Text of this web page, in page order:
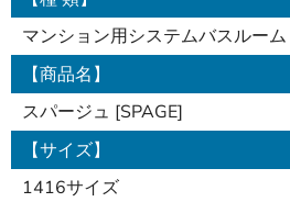
マンション用システムバスルーム
【商品名】
スパージュ [SPAGE]
【サイズ】
1416サイズ